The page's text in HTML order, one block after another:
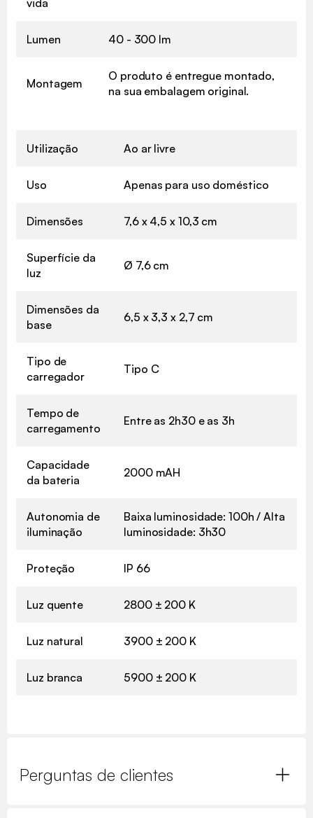
Lumen 40 - 300 lm
Montagem
O produto é entregue montado,
na sua embalagem original.
Utilização Ao ar livre
Uso Apenas para uso doméstico
Dimensões 7,6 x 4,5 x 10,3 cm
Superfície da
luz
Ø 7,6 cm
Dimensões da
base
6,5 x 3,3 x 2,7 cm
Tipo de
carregador
Tipo C
Tempo de
carregamento
Entre as 2h30 e as 3h
Capacidade
da bateria
2000 mAH
Autonomia de
iluminação
Baixa luminosidade: 100h / Alta
luminosidade: 3h30
Proteção IP 66
Luz quente 2800 ± 200 K
Luz natural 3900 ± 200 K
Luz branca 5900 ± 200 K
Perguntas de clientes